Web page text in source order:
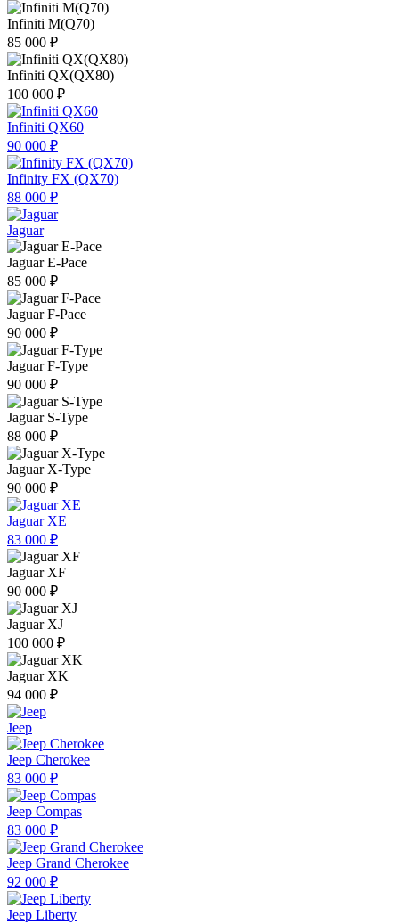
Infiniti M(Q70)
85 000 ₽
Infiniti QX(QX80)
100 000 ₽
Infiniti QX60
90 000 ₽
Infinity FX (QX70)
88 000 ₽
Jaguar
Jaguar E-Pace
85 000 ₽
Jaguar F-Pace
90 000 ₽
Jaguar F-Type
90 000 ₽
Jaguar S-Type
88 000 ₽
Jaguar X-Type
90 000 ₽
Jaguar XE
83 000 ₽
Jaguar XF
90 000 ₽
Jaguar XJ
100 000 ₽
Jaguar XK
94 000 ₽
Jeep
Jeep Cherokee
83 000 ₽
Jeep Compas
83 000 ₽
Jeep Grand Cherokee
92 000 ₽
Jeep Liberty